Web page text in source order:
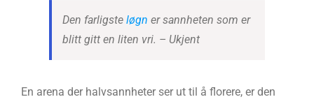
Den farligste løgn er sannheten som er
blitt gitt en liten vri. – Ukjent
En arena der halvsannheter ser ut til å florere, er den